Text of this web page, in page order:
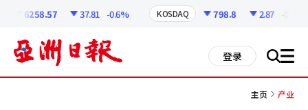
6258.57 37.81 -0.6% KOSDAQ 798.8 2.87 -0.36%
登录 搜 all
主页 产业